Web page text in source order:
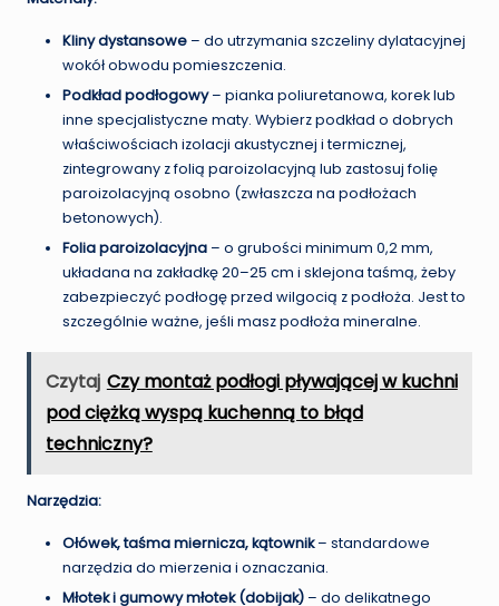
Kliny dystansowe – do utrzymania szczeliny dylatacyjnej
wokół obwodu pomieszczenia.
Podkład podłogowy– pianka poliuretanowa, korek lub
inne specjalistyczne maty. Wybierz podkład o dobrych
właściwościach izolacji akustycznej i termicznej,
zintegrowany z folią paroizolacyjną lub zastosuj folię
paroizolacyjną osobno (zwłaszcza na podłożach
betonowych).
Folia paroizolacyjna – o grubości minimum 0,2 mm,
układana na zakładkę 20–25 cm i sklejona taśmą, żeby
zabezpieczyć podłogę przed wilgocią z podłoża. Jest to
szczególnie ważne, jeśli masz podłoża mineralne.
Czytaj Czy montaż podłogi pływającej w kuchni
pod ciężką wyspą kuchenną to błąd
techniczny?
Narzędzia:
Ołówek, taśma miernicza, kątownik– standardowe
narzędzia do mierzenia i oznaczania.
Młotek i gumowy młotek (dobijak) – do delikatnego